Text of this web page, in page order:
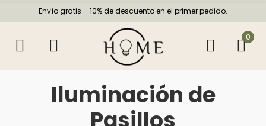
Envío gratis – 10% de descuento en el primer pedido.
0
Iluminación de